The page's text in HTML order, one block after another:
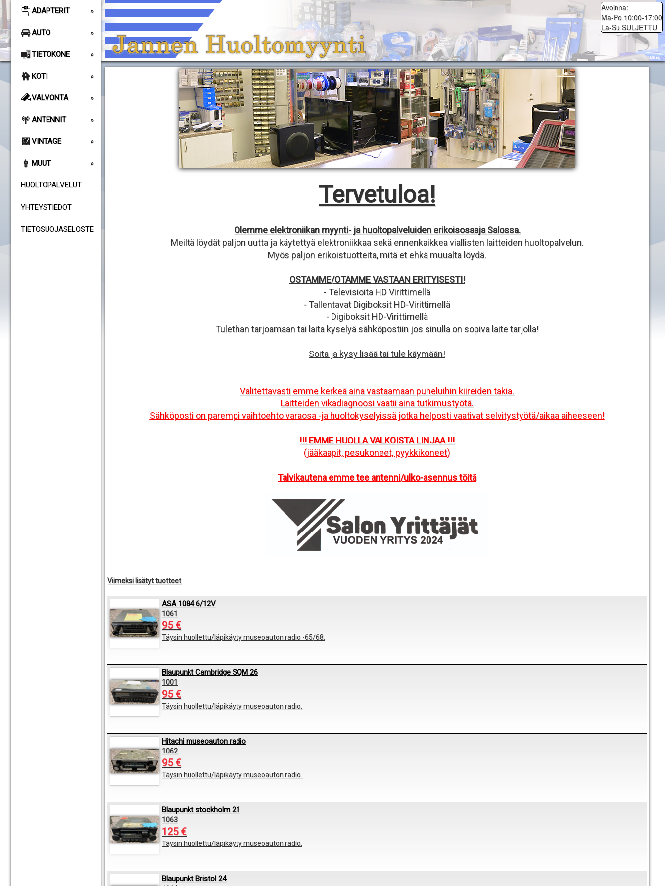
Avoinna:
Ma-Pe 10:00-17:00
La-Su SULJETTU
ADAPTERIT
AUTO
TIETOKONE
KOTI
VALVONTA
ANTENNIT
VINTAGE
MUUT
HUOLTOPALVELUT
YHTEYSTIEDOT
TIETOSUOJASELOSTE
Tervetuloa!
Olemme elektroniikan myynti- ja huoltopalveluiden erikoisosaaja Salossa.
Meiltä löydät paljon uutta ja käytettyä elektroniikkaa sekä ennenkaikkea viallisten laitteiden huoltopalvelun.
Myös paljon erikoistuotteita, mitä et ehkä muualta löydä.
OSTAMME/OTAMME VASTAAN ERITYISESTI!
- Televisioita HD Virittimellä
- Tallentavat Digiboksit HD-Virittimellä
- Digiboksit HD-Virittimellä
Tulethan tarjoamaan tai laita kyselyä sähköpostiin jos sinulla on sopiva laite tarjolla!
Soita ja kysy lisää tai tule käymään!
Valitettavasti emme kerkeä aina vastaamaan puheluihin kiireiden takia.
Laitteiden vikadiagnoosi vaatii aina tutkimustyötä.
Sähköposti on parempi vaihtoehto varaosa -ja huoltokyselyissä jotka helposti vaativat selvitystyötä/aikaa aiheeseen!
!!! EMME HUOLLA VALKOISTA LINJAA !!!
(jääkaapit, pesukoneet, pyykkikoneet)
Talvikautena emme tee antenni/ulko-asennus töitä
Viimeksi lisätyt tuotteet
ASA 1084 6/12V
1061
95 €
Täysin huollettu/läpikäyty museoauton radio -65/68.
Blaupunkt Cambridge SQM 26
1001
95 €
Täysin huollettu/läpikäyty museoauton radio.
Hitachi museoauton radio
1062
95 €
Täysin huollettu/läpikäyty museoauton radio.
Blaupunkt stockholm 21
1063
125 €
Täysin huollettu/läpikäyty museoauton radio.
Blaupunkt Bristol 24